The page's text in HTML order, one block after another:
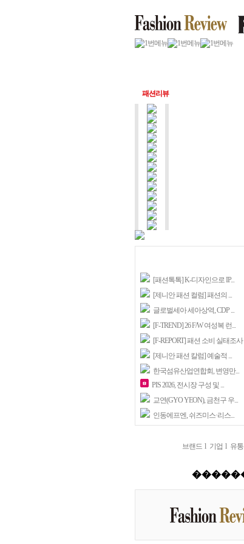
패션리뷰
[패션톡톡] K-디자인으로 IP...
[제니안 패션 컬럼] 패션의 ...
글로벌세아 세아상역, CDP ...
[F-TREND] 26 F/W 여성복 런...
[F-REPORT] 패션 소비 실태조사
[제니안 패션 칼럼] 예술적 ...
한국섬유산업연합회, 변영만...
PIS 2026, 전시장 구성 및 ...
교연(GYO YEON), 금천구 우...
인동에프엔, 쉬즈미스·리스...
브랜드 l 기업 l 유통